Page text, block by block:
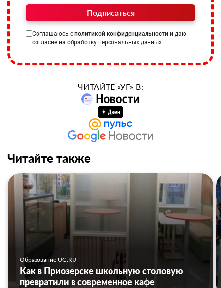
Подписаться
Соглашаюсь с политикой конфиденциальности и даю
согласие на обработку персональных данных
ЧИТАЙТЕ «УГ» В:
Читайте также
Образование UG.RU
Как в Приозерске школьную столовую
превратили в современное кафе